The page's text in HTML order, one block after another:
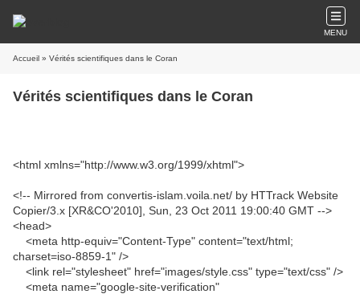
MENU
Accueil » Vérités scientifiques dans le Coran
Vérités scientifiques dans le Coran
<html xmlns="http://www.w3.org/1999/xhtml">
<!-- Mirrored from convertis-islam.voila.net/ by HTTrack Website
Copier/3.x [XR&CO'2010], Sun, 23 Oct 2011 19:00:40 GMT -->
<head>
<meta http-equiv="Content-Type" content="text/html;
charset=iso-8859-1" />
<link rel="stylesheet" href="images/style.css" type="text/css" />
<meta name="google-site-verification"